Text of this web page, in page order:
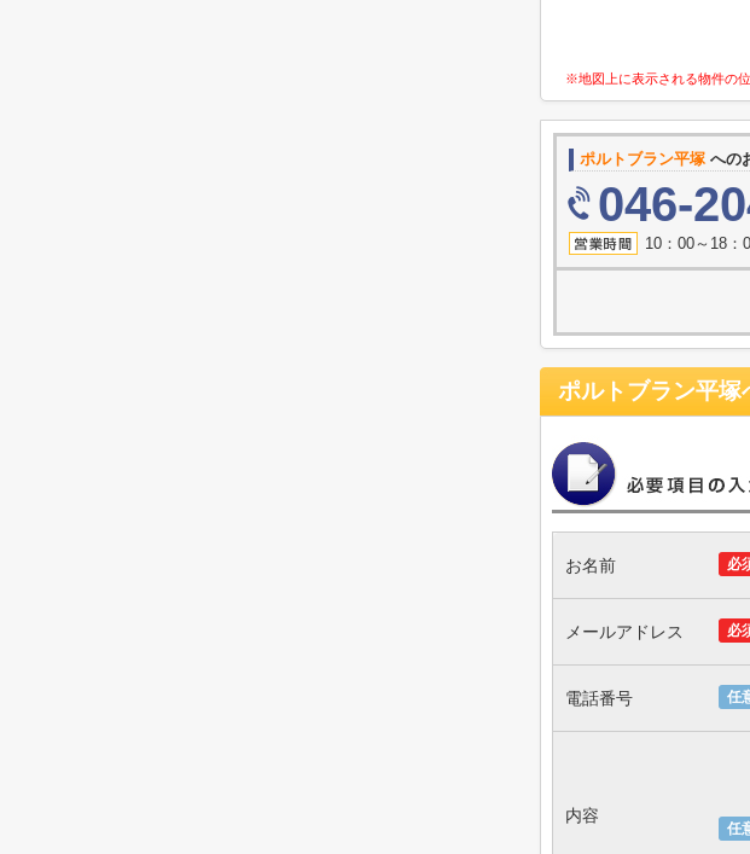
※地図上に表示される物件の
ポルトブラン平塚 への
046-
10：00～18：
ポルトブラン平塚
必
お名前
必
メールアドレス
任
電話番号
任
内容